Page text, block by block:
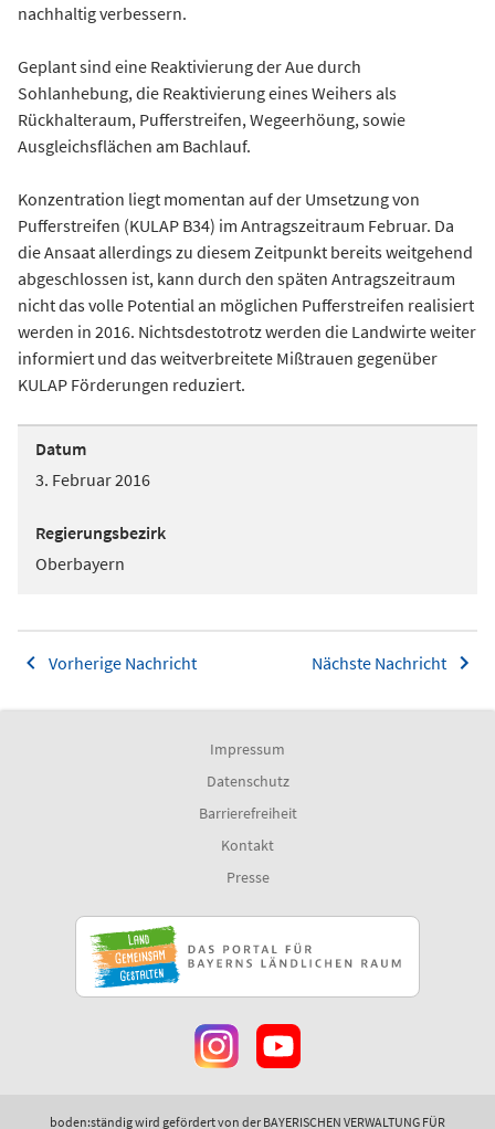
nachhaltig verbessern.
Geplant sind eine Reaktivierung der Aue durch
Sohlanhebung, die Reaktivierung eines Weihers als
Rückhalteraum, Pufferstreifen, Wegeerhöung, sowie
Ausgleichsflächen am Bachlauf.
Konzentration liegt momentan auf der Umsetzung von
Pufferstreifen (KULAP B34) im Antragszeitraum Februar. Da
die Ansaat allerdings zu diesem Zeitpunkt bereits weitgehend
abgeschlossen ist, kann durch den späten Antragszeitraum
nicht das volle Potential an möglichen Pufferstreifen realisiert
werden in 2016. Nichtsdestotrotz werden die Landwirte weiter
informiert und das weitverbreitete Mißtrauen gegenüber
KULAP Förderungen reduziert.
Datum
3. Februar 2016
Regierungsbezirk
Oberbayern
Vorherige Nachricht Nächste Nachricht
Impressum
Datenschutz
Barrierefreiheit
Kontakt
Presse
boden:ständig wird gefördert von der BAYERISCHEN VERWALTUNG FÜR